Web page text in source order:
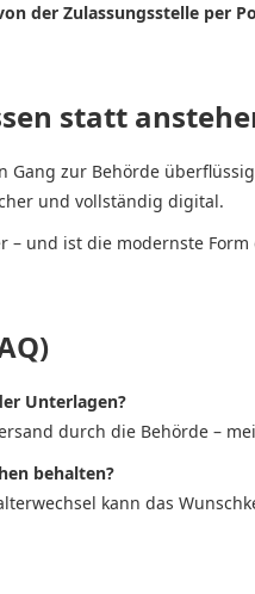
der Zulassungsstelle per
statt
Gang zur Behörde
und vollständig digital.
– und ist die modernste
Unterlagen?
durch die Behörde –
behalten?
kann das